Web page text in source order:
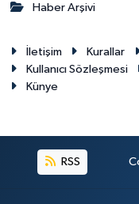
Haber Arşivi
İletişim Kurallar
Kullanıcı Sözleşmesi
Künye
RSS